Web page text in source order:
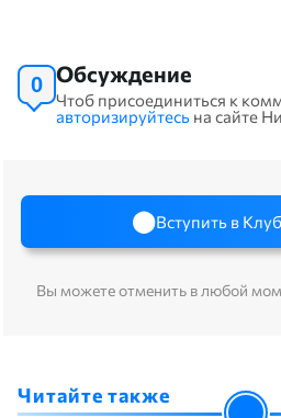
0 Обсуждение
Чтоб присоединиться к
авторизируйтесь на сайте
Вступить в
Вы можете отменить в любой
Читайте также